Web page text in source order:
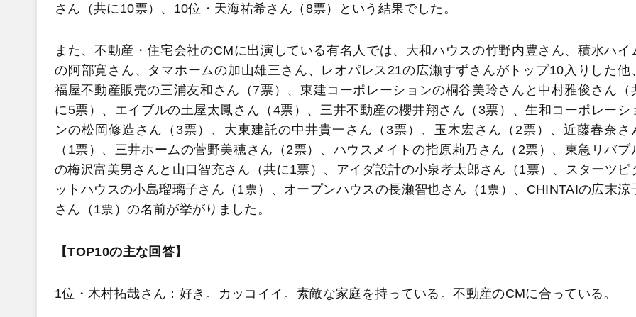
さん（共に10票）、10位・天海祐希さん（8票）という結果でした。
また、不動産・住宅会社のCMに出演している有名人では、大和ハウスの竹野内豊さん、積水ハイ
の阿部寛さん、タマホームの加山雄三さん、レオパレス21の広瀬すずさんがトップ10入りした他、
福屋不動産販売の三浦友和さん（7票）、東建コーポレーションの桐谷美玲さんと中村雅俊さん（
に5票）、エイブルの土屋太鳳さん（4票）、三井不動産の櫻井翔さん（3票）、生和コーポレーシ
ンの松岡修造さん（3票）、大東建託の中井貴一さん（3票）、玉木宏さん（2票）、近藤春奈さ
（1票）、三井ホームの菅野美穂さん（2票）、ハウスメイトの指原莉乃さん（2票）、東急リバブ
の梅沢富美男さんと山口智充さん（共に1票）、アイダ設計の小泉孝太郎さん（1票）、スターツピ
ットハウスの小島瑠璃子さん（1票）、オープンハウスの長瀬智也さん（1票）、CHINTAIの広末涼
さん（1票）の名前が挙がりました。
【TOP10の主な回答】
1位・木村拓哉さん：好き。カッコイイ。素敵な家庭を持っている。不動産のCMに合っている。